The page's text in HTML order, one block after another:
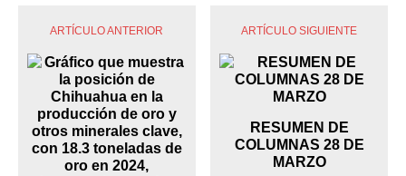
ARTÍCULO ANTERIOR ARTÍCULO SIGUIENTE
RESUMEN DE
COLUMNAS 28 DE
MARZO